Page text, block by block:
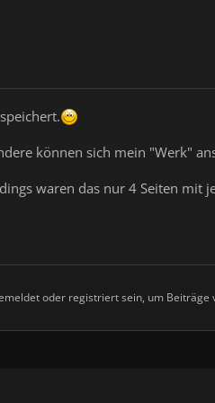
können sich mein "Werk"
waren das nur 4 Seiten mit
oder registriert sein, um Beiträge